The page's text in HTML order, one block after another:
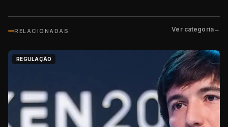
RELACIONADAS Ver categoria→
REGULAÇÃO